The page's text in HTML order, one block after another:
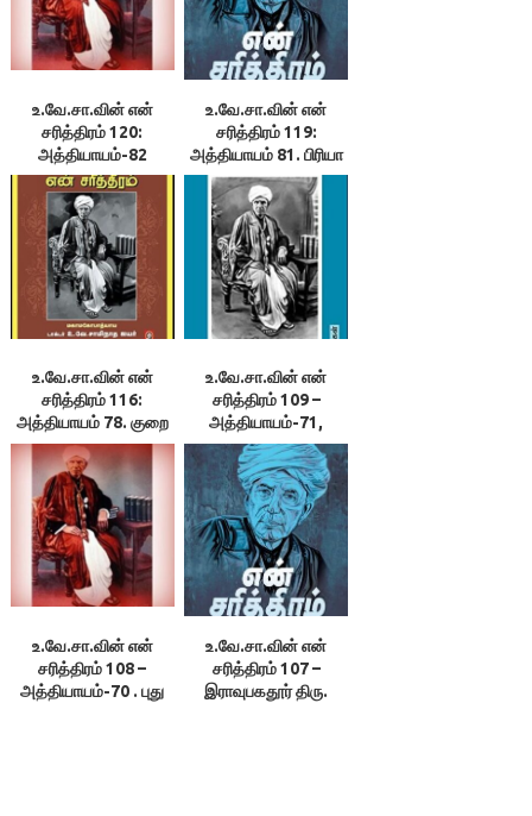
உ.வே.சா.வின் என்
சரித்திரம் 120:
அத்தியாயம்-82
சோதனையில் வெற்றி
உ.வே.சா.வின் என்
சரித்திரம் 119:
அத்தியாயம் 81. பிரியா
விடை
உ.வே.சா.வின் என்
சரித்திரம் 116:
அத்தியாயம் 78. குறை
நிவர்த்தி
உ.வே.சா.வின் என்
சரித்திரம் 109 –
அத்தியாயம்-71,
சிறப்புப் பாடல்கள்
உ.வே.சா.வின் என்
சரித்திரம் 108 –
அத்தியாயம்-70 . புது
உ.வே.சா.வின் என்
சரித்திரம் 107 –
இராவுபகதூர் திரு.